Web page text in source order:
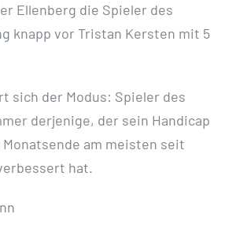
Ellenberg die Spieler des
knapp vor Tristan Kersten mit 5
sich der Modus: Spieler des
derjenige, der sein Handicap
am meisten seit
hat.